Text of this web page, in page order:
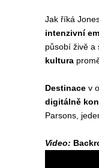
Jak říká
intenzivní
působí živě a
kultura
Destinace v
digitálně
Parsons,
Video: